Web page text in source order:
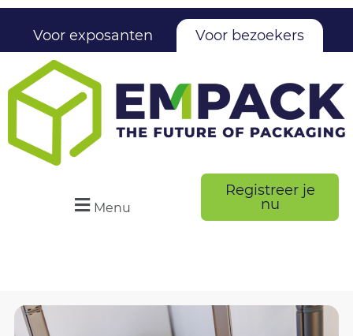
Voor exposanten Voor bezoekers
Menu
Registreer je
nu